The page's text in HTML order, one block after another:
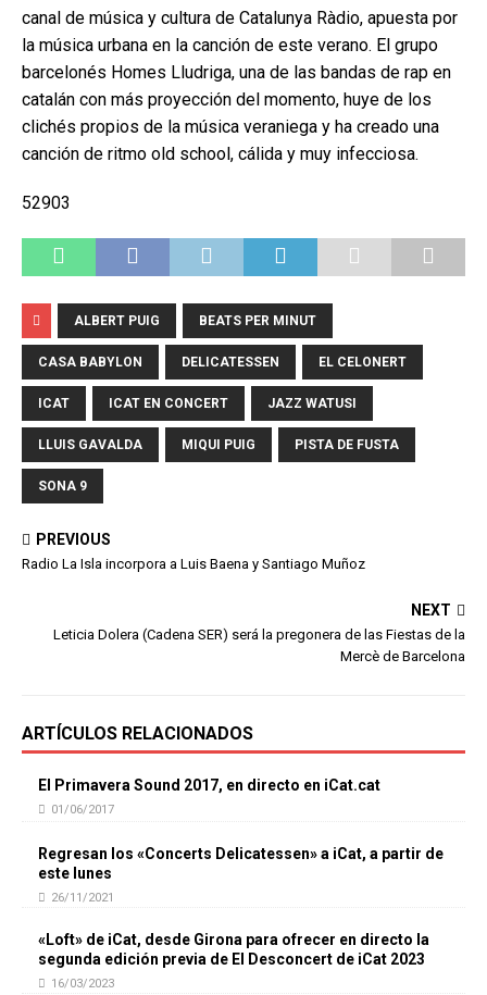
canal de música y cultura de Catalunya Ràdio, apuesta por
la música urbana en la canción de este verano. El grupo
barcelonés Homes Lludriga, una de las bandas de rap en
catalán con más proyección del momento, huye de los
clichés propios de la música veraniega y ha creado una
canción de ritmo old school, cálida y muy infecciosa.
52903
ALBERT PUIG BEATS PER MINUT
CASA BABYLON DELICATESSEN EL CELONERT
ICAT ICAT EN CONCERT JAZZ WATUSI
LLUIS GAVALDA MIQUI PUIG PISTA DE FUSTA
SONA 9
PREVIOUS
Radio La Isla incorpora a Luis Baena y Santiago Muñoz
NEXT
Leticia Dolera (Cadena SER) será la pregonera de las Fiestas de la
Mercè de Barcelona
ARTÍCULOS RELACIONADOS
El Primavera Sound 2017, en directo en iCat.cat
01/06/2017
Regresan los «Concerts Delicatessen» a iCat, a partir de
este lunes
26/11/2021
«Loft» de iCat, desde Girona para ofrecer en directo la
segunda edición previa de El Desconcert de iCat 2023
16/03/2023